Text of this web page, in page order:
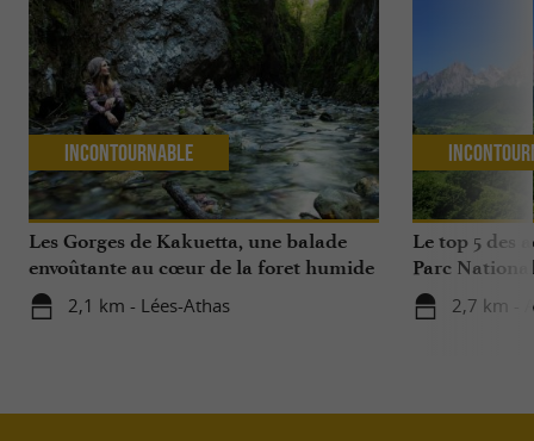
Les Gorges de Kakuetta, une balade
envoûtante au cœur de la foret humide
2,1 km - Lées-Athas
Incontournable
Le top 5 des
Parc
2,7 km -